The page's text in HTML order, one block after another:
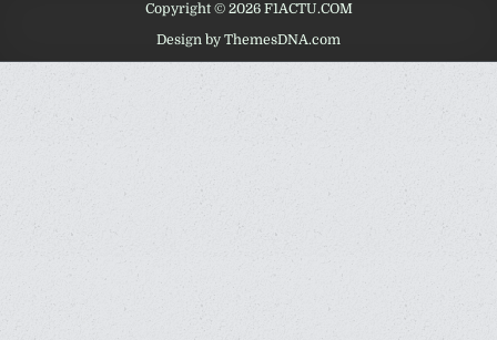
Copyright © 2026 F1ACTU.COM
Design by ThemesDNA.com